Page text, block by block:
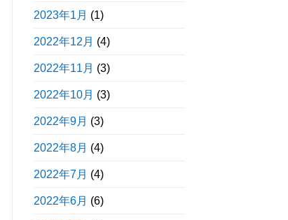
2023年1月 (1)
2022年12月 (4)
2022年11月 (3)
2022年10月 (3)
2022年9月 (3)
2022年8月 (4)
2022年7月 (4)
2022年6月 (6)